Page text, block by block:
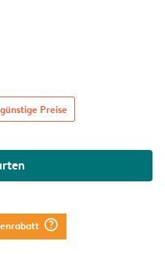
Preise
question_mark_circle